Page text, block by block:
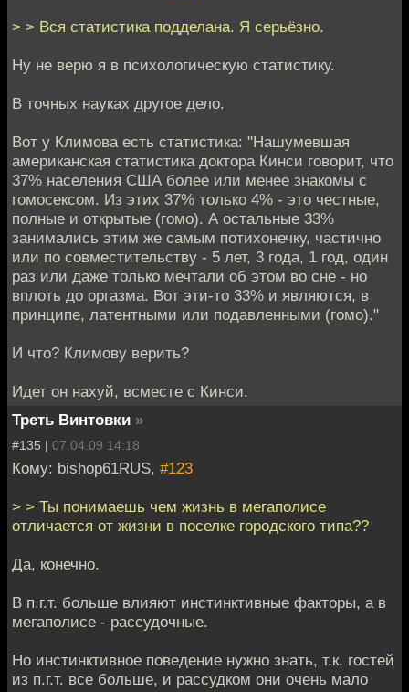
> > Вся статистика подделана. Я серьёзно.
Ну не верю я в психологическую статистику.
В точных науках другое дело.
Вот у Климова есть статистика: "Нашумевшая
американская статистика доктора Кинси говорит, что
37% населения США более или менее знакомы с
гомосексом. Из этих 37% только 4% - это честные,
полные и открытые (гомо). А остальные 33%
занимались этим же самым потихонечку, частично
или по совместительству - 5 лет, 3 года, 1 год, один
раз или даже только мечтали об этом во сне - но
вплоть до оргазма. Вот эти-то 33% и являются, в
принципе, латентными или подавленными (гомо)."
И что? Климову верить?
Идет он нахуй, всместе с Кинси.
Треть Винтовки »
#135 | 07.04.09 14:18
Кому: bishop61RUS, #123
> > Ты понимаешь чем жизнь в мегаполисе
отличается от жизни в поселке городского типа??
Да, конечно.
В п.г.т. больше влияют инстинктивные факторы, а в
мегаполисе - рассудочные.
Но инстинктивное поведение нужно знать, т.к. гостей
из п.г.т. все больше, и рассудком они очень мало